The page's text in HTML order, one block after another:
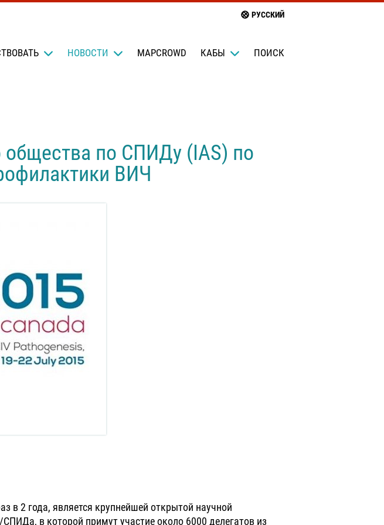
НОВОСТИ MAPCROWD КАБЫ ПОИСК
РУССКИЙ
по СПИДу (IAS) по
ВИЧ
в 2 года, является крупнейшей открытой научной
в которой примут участие около 6000 делегатов из